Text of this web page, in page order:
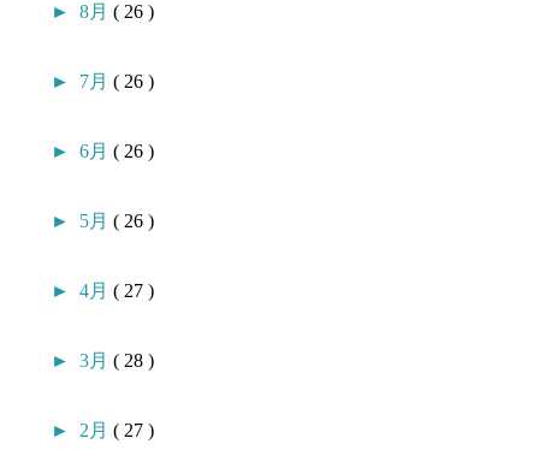
►8月( 26 )
► 7月( 26 )
►6月( 26 )
► 5月( 26 )
►4月( 27 )
►3月( 28 )
► 2月( 27 )